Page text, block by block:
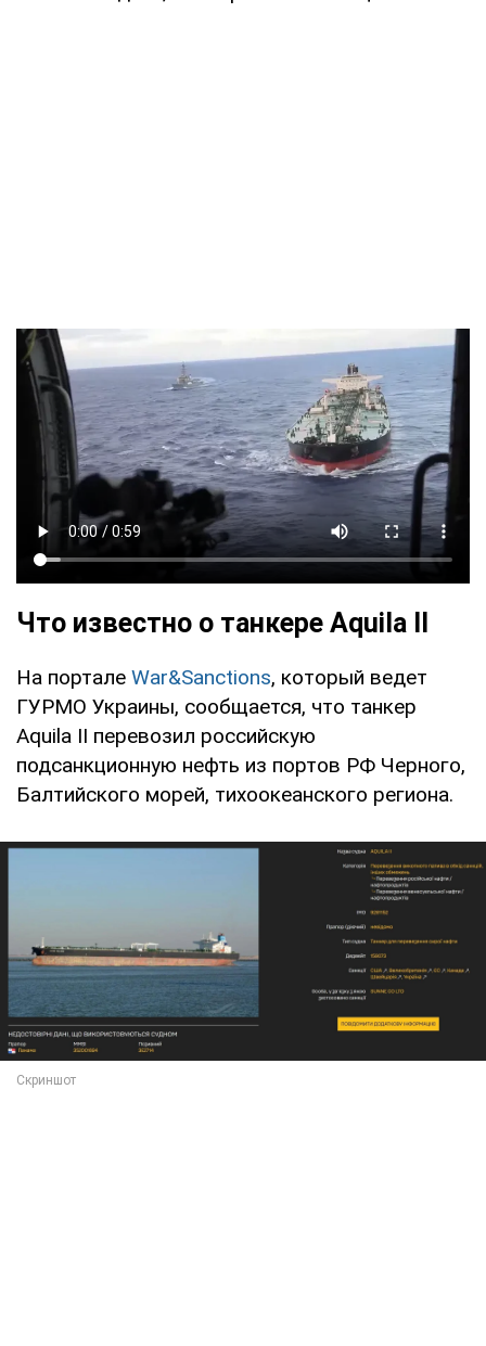
Что известно о танкере Aquila II
На портале War&Sanctions, который ведет
ГУРМО Украины, сообщается, что танкер
Aquila II перевозил российскую
подсанкционную нефть из портов РФ Черного,
Балтийского морей, тихоокеанского региона.